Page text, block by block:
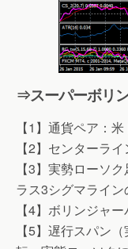
⇒スーパーボリ
【1】通貨ペア：
【2】センターラ
【3】実勢ローソ
ラス3シグマライン
【4】ボリンジャ
【5】遅行スパン